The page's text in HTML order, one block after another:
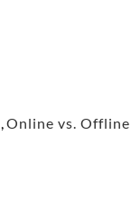
,Online vs. Offline